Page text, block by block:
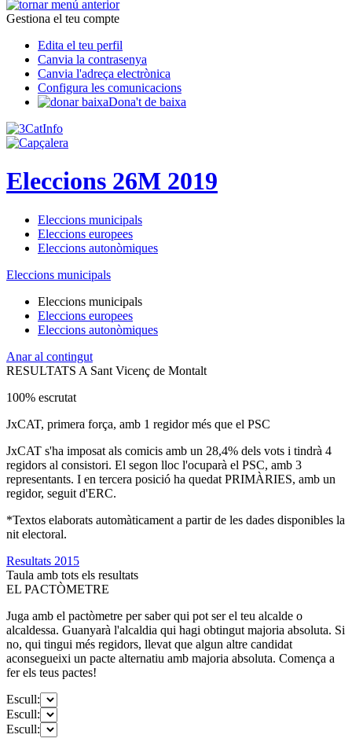
Gestiona el teu compte
Edita el teu perfil
Canvia la contrasenya
Canvia l'adreça electrònica
Configura les comunicacions
Dona't de baixa
Eleccions 26M 2019
Eleccions municipals
Eleccions europees
Eleccions autonòmiques
Eleccions municipals
Eleccions municipals
Eleccions europees
Eleccions autonòmiques
Anar al contingut
RESULTATS A Sant Vicenç de Montalt
100% escrutat
JxCAT, primera força, amb 1 regidor més que el PSC
JxCAT s'ha imposat als comicis amb un 28,4% dels vots i tindrà 4
regidors al consistori. El segon lloc l'ocuparà el PSC, amb 3
representants. I en tercera posició ha quedat PRIMÀRIES, amb un
regidor, seguit d'ERC.
*Textos elaborats automàticament a partir de les dades disponibles la
nit electoral.
Resultats 2015
Taula amb tots els resultats
EL PACTÒMETRE
Juga amb el pactòmetre per saber qui pot ser el teu alcalde o
alcaldessa. Guanyarà l'alcaldia qui hagi obtingut majoria absoluta. Si
no, qui tingui més regidors, llevat que algun altre candidat
aconsegueixi un pacte alternatiu amb majoria absoluta. Comença a
fer els teus pactes!
Escull:
Escull:
Escull: